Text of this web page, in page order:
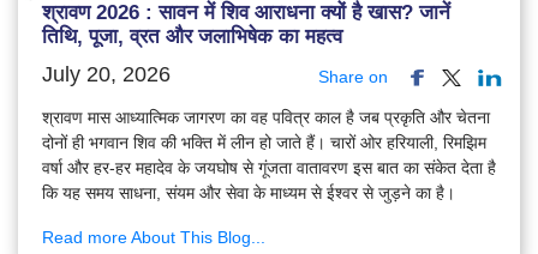
श्रावण 2026 : सावन में शिव आराधना क्यों है खास? जानें
तिथि, पूजा, व्रत और जलाभिषेक का महत्व
July 20, 2026 Share on
श्रावण मास आध्यात्मिक जागरण का वह पवित्र काल है जब प्रकृति और चेतना
दोनों ही भगवान शिव की भक्ति में लीन हो जाते हैं। चारों ओर हरियाली, रिमझिम
वर्षा और हर-हर महादेव के जयघोष से गूंजता वातावरण इस बात का संकेत देता है
कि यह समय साधना, संयम और सेवा के माध्यम से ईश्वर से जुड़ने का है।
Read more About This Blog...